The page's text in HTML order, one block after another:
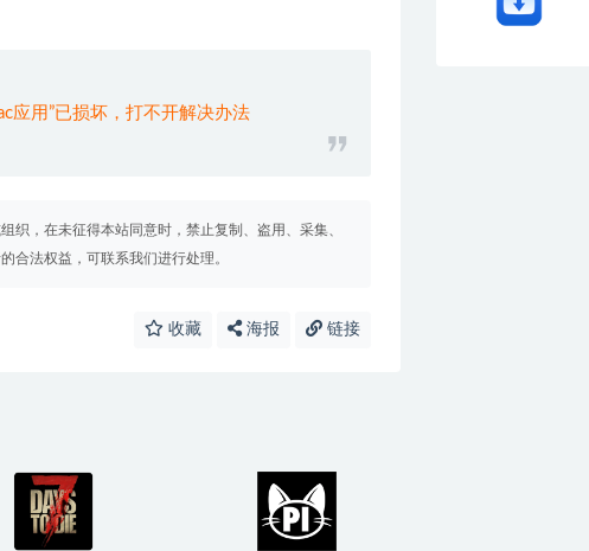
应用”已损坏，打不开解决办法
织，在未征得本站同意时，禁止复制、盗用、采集、
合法权益，可联系我们进行处理。
收藏 海报 链接